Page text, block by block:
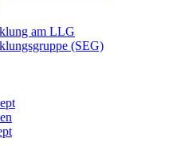
am LLG
(SEG)